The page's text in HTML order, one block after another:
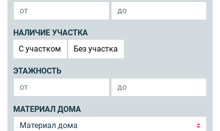
НАЛИЧИЕ УЧАСТКА
C участком
Без участка
ЭТАЖНОСТЬ
МАТЕРИАЛ ДОМА